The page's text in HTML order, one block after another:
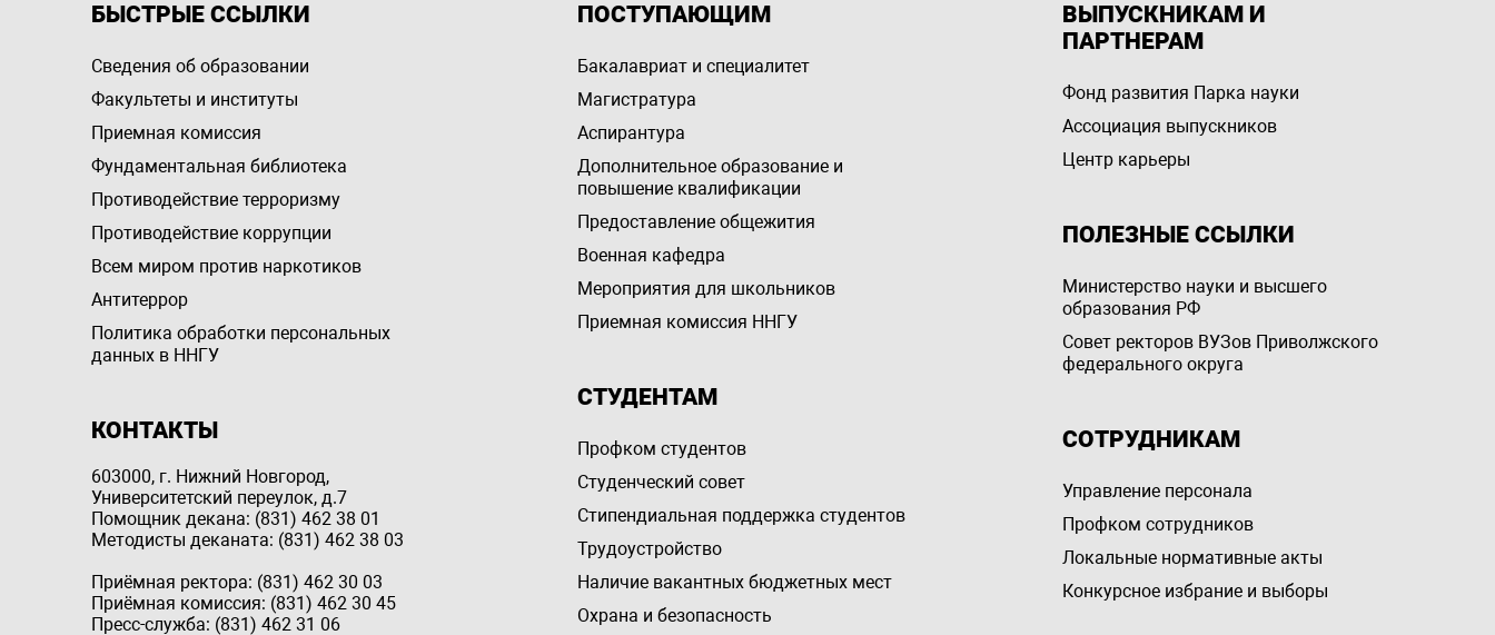
БЫСТРЫЕ ССЫЛКИ
Сведения об образовании
Факультеты и институты
Приемная комиссия
Фундаментальная библиотека
Противодействие терроризму
Противодействие коррупции
Всем миром против наркотиков
Антитеррор
Политика обработки персональных
данных в ННГУ
КОНТАКТЫ
603000, г. Нижний Новгород,
Университетский переулок, д.7
Помощник декана: (831) 462 38 01
Методисты деканата: (831) 462 38 03
Приёмная ректора: (831) 462 30 03
Приёмная комиссия: (831) 462 30 45
Пресс-служба: (831) 462 31 06
ПОСТУПАЮЩИМ
Бакалавриат и специалитет
Магистратура
Аспирантура
Дополнительное образование и
повышение квалификации
Предоставление общежития
Военная кафедра
Мероприятия для школьников
Приемная комиссия ННГУ
СТУДЕНТАМ
Профком студентов
Студенческий совет
Стипендиальная поддержка студентов
Трудоустройство
Наличие вакантных бюджетных мест
Охрана и безопасность
ВЫПУСКНИКАМ И
ПАРТНЕРАМ
Фонд развития Парка науки
Ассоциация выпускников
Центр карьеры
ПОЛЕЗНЫЕ ССЫЛКИ
Министерство науки и высшего
образования РФ
Совет ректоров ВУЗов Приволжского
федерального округа
СОТРУДНИКАМ
Управление персоналa
Профком сотрудников
Локальные нормативные акты
Конкурсное избрание и выборы